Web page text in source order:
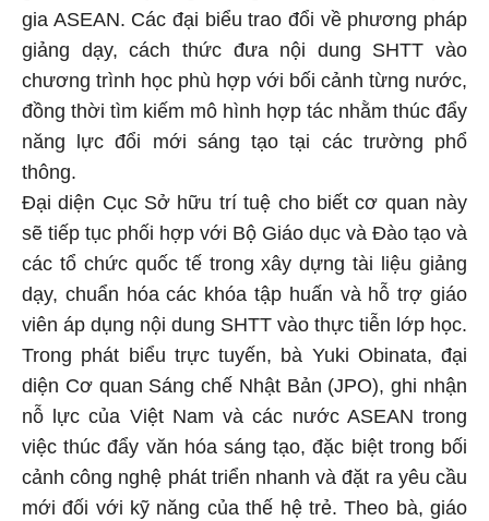
gia ASEAN. Các đại biểu trao đổi về phương pháp
giảng dạy, cách thức đưa nội dung SHTT vào
chương trình học phù hợp với bối cảnh từng nước,
đồng thời tìm kiếm mô hình hợp tác nhằm thúc đẩy
năng lực đổi mới sáng tạo tại các trường phổ
thông.
Đại diện Cục Sở hữu trí tuệ cho biết cơ quan này
sẽ tiếp tục phối hợp với Bộ Giáo dục và Đào tạo và
các tổ chức quốc tế trong xây dựng tài liệu giảng
dạy, chuẩn hóa các khóa tập huấn và hỗ trợ giáo
viên áp dụng nội dung SHTT vào thực tiễn lớp học.
Trong phát biểu trực tuyến, bà Yuki Obinata, đại
diện Cơ quan Sáng chế Nhật Bản (JPO), ghi nhận
nỗ lực của Việt Nam và các nước ASEAN trong
việc thúc đẩy văn hóa sáng tạo, đặc biệt trong bối
cảnh công nghệ phát triển nhanh và đặt ra yêu cầu
mới đối với kỹ năng của thế hệ trẻ. Theo bà, giáo